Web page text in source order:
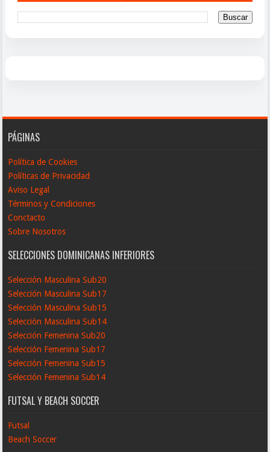
PÁGINAS
Política de Cookies
Políticas de Privacidad
Aviso Legal
Términos y Condiciones
Conctacto
Sobre Nosotros
SELECCIONES DOMINICANAS INFERIORES
Selección Masculina Sub20
Selección Masculina Sub17
Selección Masculina Sub15
Selección Masculina Sub14
Selección Femenina Sub20
Selección Femenina Sub17
Selección Femenina Sub15
Selección Femenina Sub14
FUTSAL Y BEACH SOCCER
Futsal
Beach Soccer